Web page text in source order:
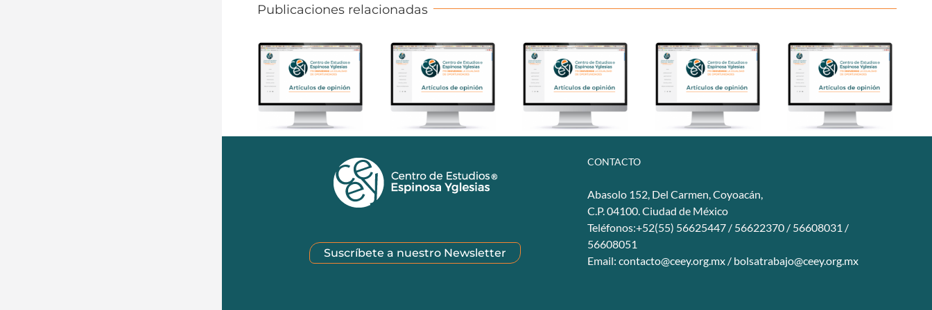
Publicaciones relacionadas
Suscríbete a nuestro Newsletter
CONTACTO
Abasolo 152, Del Carmen, Coyoacán,
C.P. 04100. Ciudad de México
Teléfonos:+52(55) 56625447 / 56622370 / 56608031 /
56608051
Email: contacto@ceey.org.mx / bolsatrabajo@ceey.org.mx